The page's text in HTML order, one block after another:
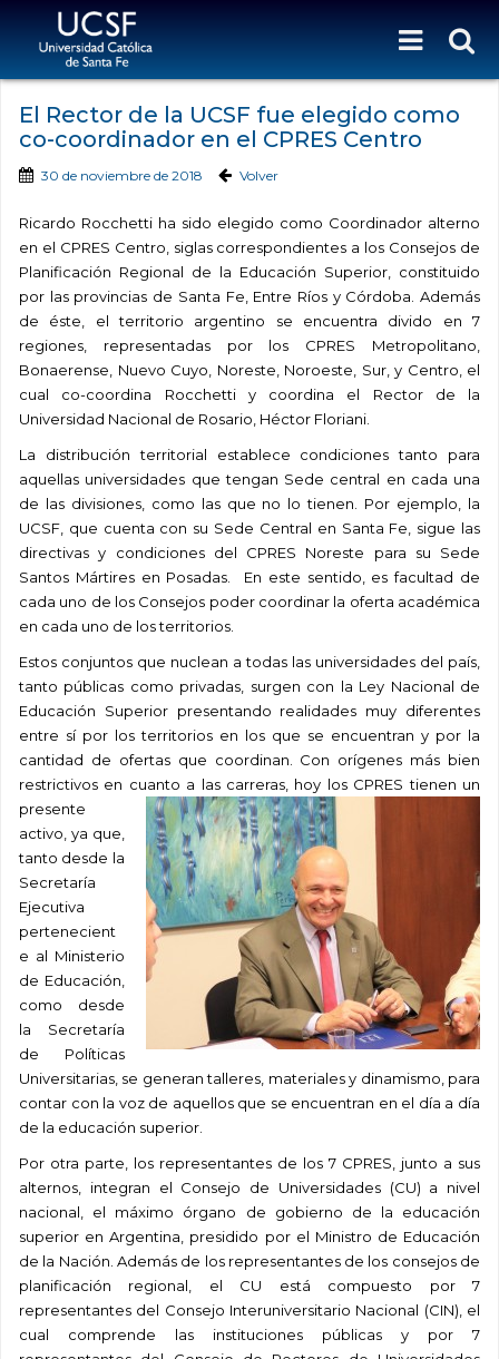
El Rector de la UCSF fue elegido como
co-coordinador en el CPRES Centro
30 de noviembre de 2018 Volver
Ricardo Rocchetti ha sido elegido como Coordinador alterno
en el CPRES Centro, siglas correspondientes a los Consejos de
Planificación Regional de la Educación Superior, constituido
por las provincias de Santa Fe, Entre Ríos y Córdoba. Además
de éste, el territorio argentino se encuentra divido en 7
regiones, representadas por los CPRES Metropolitano,
Bonaerense, Nuevo Cuyo, Noreste, Noroeste, Sur, y Centro, el
cual co-coordina Rocchetti y coordina el Rector de la
Universidad Nacional de Rosario, Héctor Floriani.
La distribución territorial establece condiciones tanto para
aquellas universidades que tengan Sede central en cada una
de las divisiones, como las que no lo tienen. Por ejemplo, la
UCSF, que cuenta con su Sede Central en Santa Fe, sigue las
directivas y condiciones del CPRES Noreste para su Sede
Santos Mártires en Posadas. En este sentido, es facultad de
cada uno de los Consejos poder coordinar la oferta académica
en cada uno de los territorios.
Estos conjuntos que nuclean a todas las universidades del país,
tanto públicas como privadas, surgen con la Ley Nacional de
Educación Superior presentando realidades muy diferentes
entre sí por los territorios en los que se encuentran y por la
cantidad de ofertas que coordinan. Con orígenes más bien
restrictivos en cuanto a las carreras, hoy los CPRES tienen un
presente
activo, ya que,
tanto desde la
Secretaría
Ejecutiva
pertenecient
e al Ministerio
de Educación,
como desde
la Secretaría
de Políticas
Universitarias, se generan talleres, materiales y dinamismo, para
contar con la voz de aquellos que se encuentran en el día a día
de la educación superior.
Por otra parte, los representantes de los 7 CPRES, junto a sus
alternos, integran el Consejo de Universidades (CU) a nivel
nacional, el máximo órgano de gobierno de la educación
superior en Argentina, presidido por el Ministro de Educación
de la Nación. Además de los representantes de los consejos de
planificación regional, el CU está compuesto por 7
representantes del Consejo Interuniversitario Nacional (CIN), el
cual comprende las instituciones públicas y por 7